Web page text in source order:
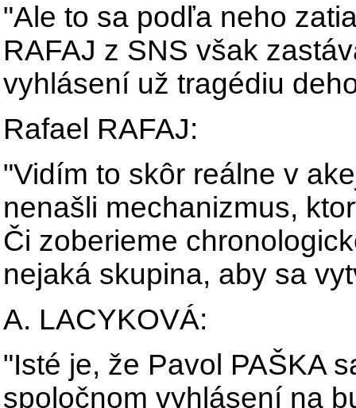
"Ale to sa podľa neho
RAFAJ z SNS však
vyhlásení už tragédiu
Rafael RAFAJ:
"Vidím to skôr reálne v
nenašli mechanizmus,
Či zoberieme
nejaká skupina, aby sa
A. LACYKOVÁ:
"Isté je, že Pavol PAŠKA
spoločnom vyhlásení na